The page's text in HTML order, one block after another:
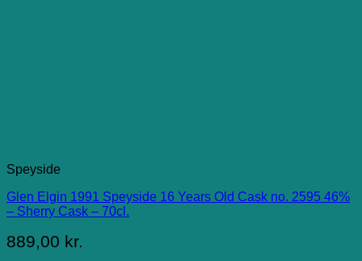
Speyside
Glen Elgin 1991 Speyside 16 Years Old Cask no. 2595 46%
– Sherry Cask – 70cl.
889,00 kr.